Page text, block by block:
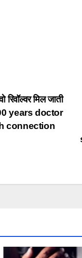
मिल जाती
years doctor
connection